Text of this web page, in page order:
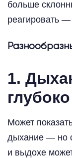
больше
реагировать
1.
глубоко
Может
дыхание — но
и выдохе